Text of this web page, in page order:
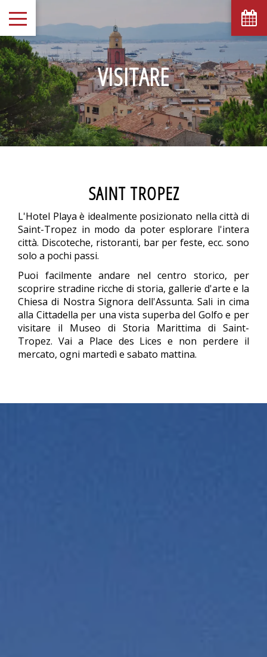
VISITARE
SAINT TROPEZ
L'Hotel Playa è idealmente posizionato nella città di
Saint-Tropez in modo da poter esplorare l'intera
città. Discoteche, ristoranti, bar per feste, ecc. sono
solo a pochi passi.
Puoi facilmente andare nel centro storico, per
scoprire stradine ricche di storia, gallerie d'arte e la
Chiesa di Nostra Signora dell'Assunta. Sali in cima
alla Cittadella per una vista superba del Golfo e per
visitare il Museo di Storia Marittima di Saint-
Tropez. Vai a Place des Lices e non perdere il
mercato, ogni martedì e sabato mattina.